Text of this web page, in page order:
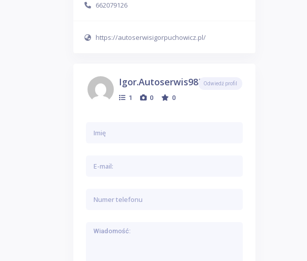
662079126
https://autoserwisigorpuchowicz.pl/
Igor.autoserwis9850
1 0 0
Odwiedź profil